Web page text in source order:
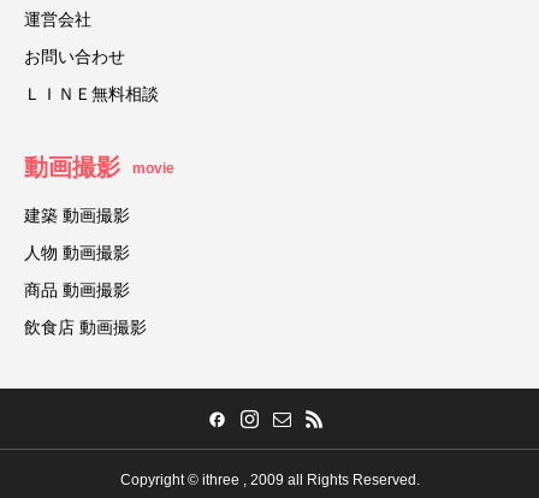
運営会社
お問い合わせ
ＬＩＮＥ無料相談
動画撮影 movie
建築 動画撮影
人物 動画撮影
商品 動画撮影
飲食店 動画撮影
Copyright © ithree , 2009 all Rights Reserved.